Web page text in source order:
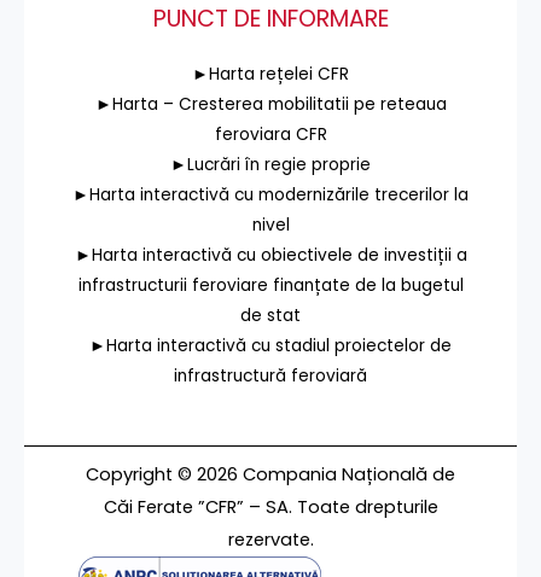
PUNCT DE INFORMARE
►Harta rețelei CFR
►Harta – Cresterea mobilitatii pe reteaua
feroviara CFR
►Lucrări în regie proprie
►Harta interactivă cu modernizările trecerilor la
nivel
►Harta interactivă cu obiectivele de investiții a
infrastructurii feroviare finanțate de la bugetul
de stat
►Harta interactivă cu stadiul proiectelor de
infrastructură feroviară
Copyright © 2026 Compania Națională de
Căi Ferate ”CFR” – SA. Toate drepturile
rezervate.